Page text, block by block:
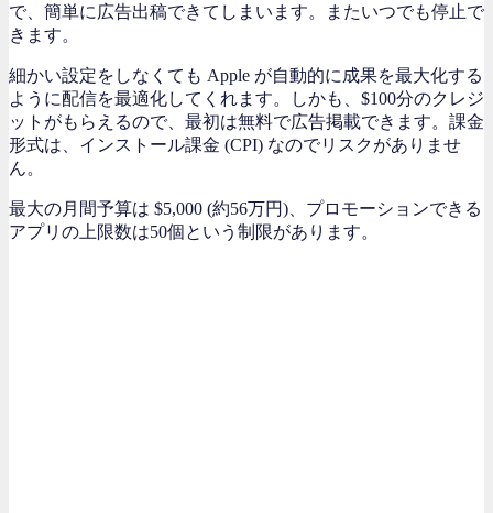
で、簡単に広告出稿できてしまいます。またいつでも停止で
きます。
細かい設定をしなくても Apple が自動的に成果を最大化する
ように配信を最適化してくれます。しかも、$100分のクレジ
ットがもらえるので、最初は無料で広告掲載できます。課金
形式は、インストール課金 (CPI) なのでリスクがありませ
ん。
最大の月間予算は $5,000 (約56万円)、プロモーションできる
アプリの上限数は50個という制限があります。